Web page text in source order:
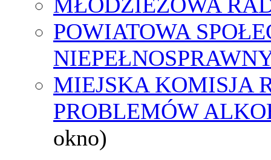
POWIATOWA
MIEJSKA KOMISJA
PROBLEMÓW
okno)